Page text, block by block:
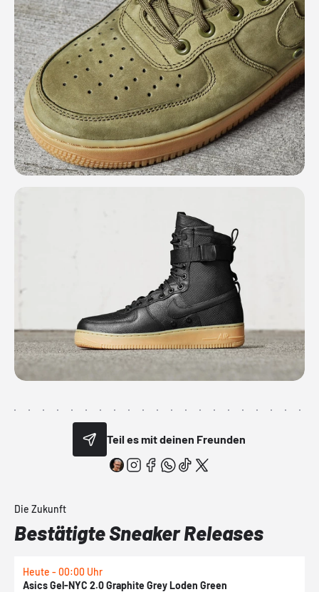
Teil es mit deinen Freunden
Die Zukunft
Bestätigte Sneaker Releases
Heute - 00:00 Uhr
Asics Gel-NYC 2.0 Graphite Grey Loden Green